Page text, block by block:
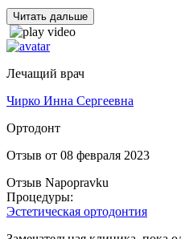
Читать дальше
Лечащий врач
Чирко Инна Сергеевна
Ортодонт
Отзыв от 08 февраля 2023
Отзыв Napopravku
Процедуры:
Эстетическая ортодонтия